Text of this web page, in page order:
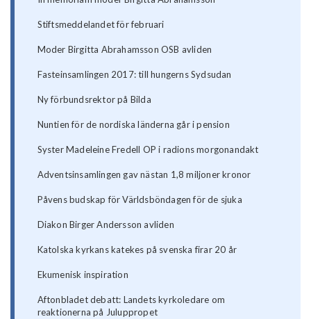
Stiftsmeddelandet för februari
Moder Birgitta Abrahamsson OSB avliden
Fasteinsamlingen 2017: till hungerns Sydsudan
Ny förbundsrektor på Bilda
Nuntien för de nordiska länderna går i pension
Syster Madeleine Fredell OP i radions morgonandakt
Adventsinsamlingen gav nästan 1,8 miljoner kronor
Påvens budskap för Världsböndagen för de sjuka
Diakon Birger Andersson avliden
Katolska kyrkans katekes på svenska firar 20 år
Ekumenisk inspiration
Aftonbladet debatt: Landets kyrkoledare om
reaktionerna på Juluppropet